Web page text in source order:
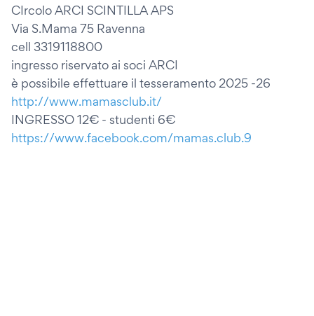
CIrcolo ARCI SCINTILLA APS
Via S.Mama 75 Ravenna
cell 3319118800
ingresso riservato ai soci ARCI
è possibile effettuare il tesseramento 2025 -26
http://www.mamasclub.it/
INGRESSO 12€ - studenti 6€
https://www.facebook.com/mamas.club.9